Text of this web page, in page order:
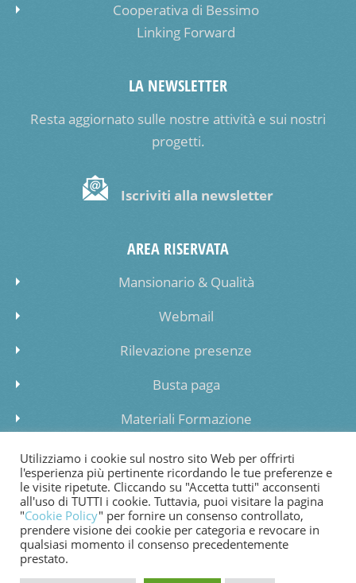
Cooperativa di Bessimo
Linking Forward
LA NEWSLETTER
Resta aggiornato sulle nostre attività e sui nostri
progetti.
Iscriviti alla newsletter
AREA RISERVATA
Mansionario & Qualità
Webmail
Rilevazione presenze
Busta paga
Materiali Formazione
Inserimento dati lista di attesa
COOKIE POLICY PRIVACY POLICY
WHISTLEBLOWING
Utilizziamo i cookie sul nostro sito Web per offrirti
l'esperienza più pertinente ricordando le tue preferenze e
le visite ripetute. Cliccando su "Accetta tutti" acconsenti
all'uso di TUTTI i cookie. Tuttavia, puoi visitare la pagina
"Cookie Policy" per fornire un consenso controllato,
prendere visione dei cookie per categoria e revocare in
qualsiasi momento il consenso precedentemente
prestato.